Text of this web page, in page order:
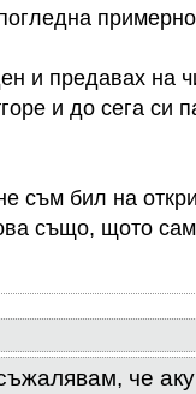
и предавах на
и до сега си
съм бил на
също, щото
че